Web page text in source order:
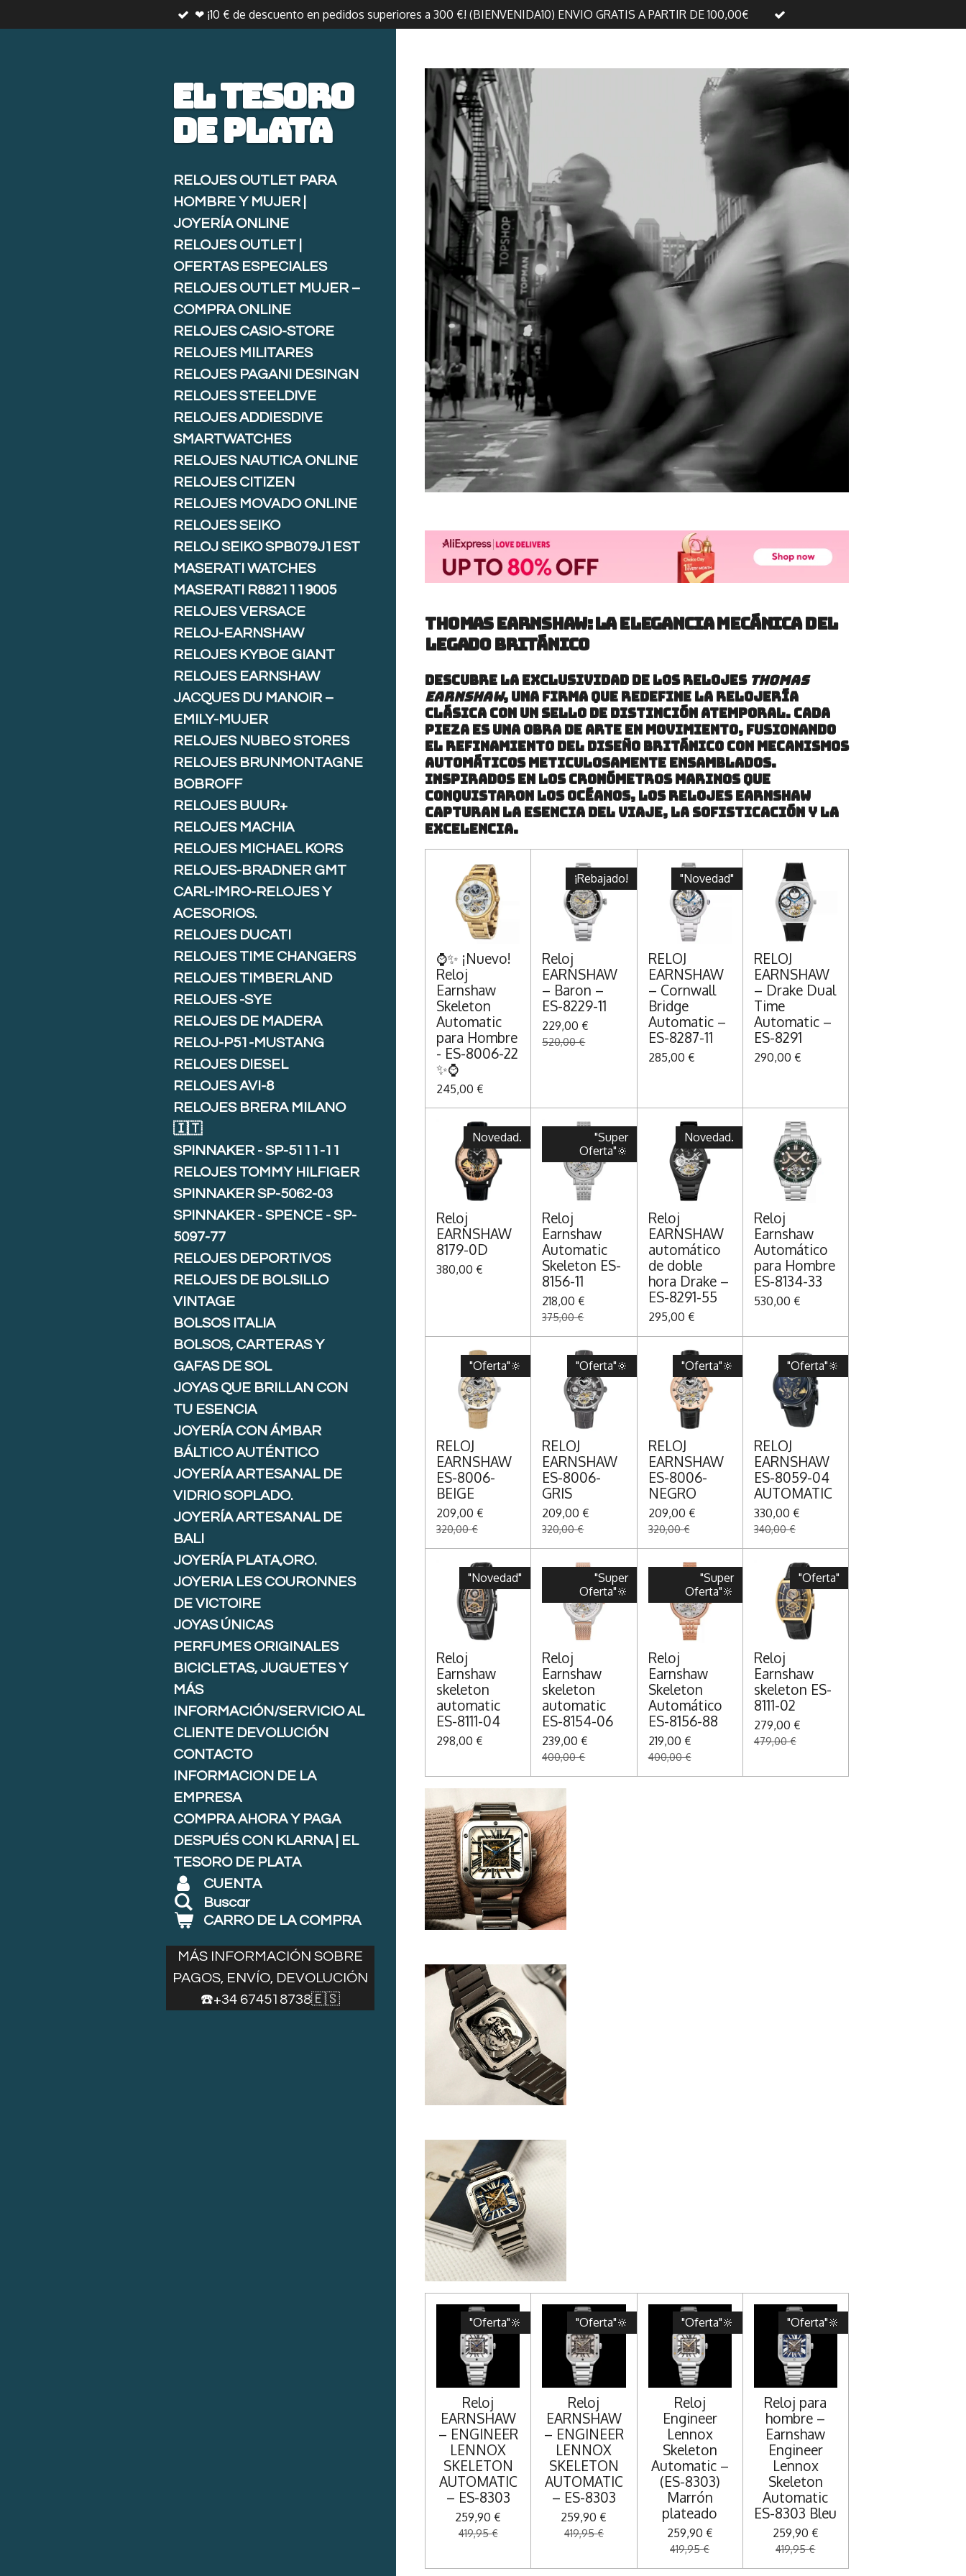
al
❤ ¡10 € de descuento en pedidos superiores a 300 €! (BIENVENIDA10) ENVIO GRATIS A PARTIR DE 100,00€
Thomas Earnshaw: La elegancia mecánica del
legado británico
Descubre la exclusividad de los relojes Thomas
Earnshaw, una firma que redefine la relojería
clásica con un sello de distinción atemporal. Cada
pieza es una obra de arte en movimiento, fusionando
el refinamiento del diseño británico con mecanismos
automáticos meticulosamente ensamblados.
Inspirados en los cronómetros marinos que
conquistaron los océanos, los relojes Earnshaw
capturan la esencia del viaje, la sofisticación y la
excelencia.
⌚✨ ¡Nuevo!
Reloj
Earnshaw
Skeleton
Automatic
para Hombre
- ES-8006-22
✨⌚
245,00 €
¡Rebajado!
Reloj
EARNSHAW
– Baron –
ES-8229-11
229,00 €
520,00 €
"Novedad"
RELOJ
EARNSHAW
– Cornwall
Bridge
Automatic –
ES-8287-11
285,00 €
RELOJ
EARNSHAW
– Drake Dual
Time
Automatic –
ES-8291
290,00 €
Novedad.
Reloj
EARNSHAW
8179-0D
380,00 €
"Super
Oferta"🔆
Reloj
Earnshaw
Automatic
Skeleton ES-
8156-11
218,00 €
375,00 €
Novedad.
Reloj
EARNSHAW
automático
de doble
hora Drake –
ES-8291-55
295,00 €
Reloj
Earnshaw
Automático
para Hombre
ES-8134-33
530,00 €
"Oferta"🔆
RELOJ
EARNSHAW
ES-8006-
BEIGE
209,00 €
320,00 €
"Oferta"🔆
RELOJ
EARNSHAW
ES-8006-
GRIS
209,00 €
320,00 €
"Oferta"🔆
RELOJ
EARNSHAW
ES-8006-
NEGRO
209,00 €
320,00 €
"Oferta"🔆
RELOJ
EARNSHAW
ES-8059-04
AUTOMATIC
330,00 €
340,00 €
"Novedad"
Reloj
Earnshaw
skeleton
automatic
ES-8111-04
298,00 €
"Super
Oferta"🔆
Reloj
Earnshaw
skeleton
automatic
ES-8154-06
239,00 €
400,00 €
"Super
Oferta"🔆
Reloj
Earnshaw
Skeleton
Automático
ES-8156-88
219,00 €
400,00 €
"Oferta"
Reloj
Earnshaw
skeleton ES-
8111-02
279,00 €
479,00 €
"Oferta"🔆
Reloj
EARNSHAW
– ENGINEER
LENNOX
SKELETON
AUTOMATIC
– ES-8303
259,90 €
419,95 €
"Oferta"🔆
Reloj
EARNSHAW
– ENGINEER
LENNOX
SKELETON
AUTOMATIC
– ES-8303
259,90 €
419,95 €
"Oferta"🔆
Reloj
Engineer
Lennox
Skeleton
Automatic –
(ES-8303)
Marrón
plateado
259,90 €
419,95 €
"Oferta"🔆
Reloj para
hombre –
Earnshaw
Engineer
Lennox
Skeleton
Automatic
ES-8303 Bleu
259,90 €
419,95 €
El tesoro
deplata
RELOJES OUTLET PARA
HOMBRE Y MUJER |
JOYERÍA ONLINE
RELOJES OUTLET |
OFERTAS ESPECIALES
RELOJES OUTLET MUJER –
COMPRA ONLINE
RELOJES CASIO-STORE
RELOJES MILITARES
RELOJES PAGANI DESINGN
RELOJES STEELDIVE
RELOJES ADDIESDIVE
SMARTWATCHES
RELOJES NAUTICA ONLINE
RELOJES CITIZEN
RELOJES MOVADO ONLINE
RELOJES SEIKO
RELOJ SEIKO SPB079J1EST
MASERATI WATCHES
MASERATI R8821119005
RELOJES VERSACE
RELOJ-EARNSHAW
RELOJES KYBOE GIANT
RELOJES EARNSHAW
JACQUES DU MANOIR –
EMILY-MUJER
RELOJES NUBEO STORES
RELOJES BRUNMONTAGNE
BOBROFF
RELOJES BUUR+
RELOJES MACHIA
RELOJES MICHAEL KORS
RELOJES-BRADNER GMT
CARL-IMRO-RELOJES Y
ACESORIOS.
RELOJES DUCATI
RELOJES TIME CHANGERS
RELOJES TIMBERLAND
RELOJES -SYE
RELOJES DE MADERA
RELOJ-P51-MUSTANG
RELOJES DIESEL
RELOJES AVI-8
RELOJES BRERA MILANO
🇮🇹
SPINNAKER - SP-5111-11
RELOJES TOMMY HILFIGER
SPINNAKER SP-5062-03
SPINNAKER - SPENCE - SP-
5097-77
RELOJES DEPORTIVOS
RELOJES DE BOLSILLO
VINTAGE
BOLSOS ITALIA
BOLSOS, CARTERAS Y
GAFAS DE SOL
JOYAS QUE BRILLAN CON
TU ESENCIA
JOYERÍA CON ÁMBAR
BÁLTICO AUTÉNTICO
JOYERÍA ARTESANAL DE
VIDRIO SOPLADO.
JOYERÍA ARTESANAL DE
BALI
JOYERÍA PLATA,ORO.
JOYERIA LES COURONNES
DE VICTOIRE
JOYAS ÚNICAS
PERFUMES ORIGINALES
BICICLETAS, JUGUETES Y
MÁS
INFORMACIÓN/SERVICIO AL
CLIENTE DEVOLUCIÓN
CONTACTO
INFORMACION DE LA
EMPRESA
COMPRA AHORA Y PAGA
DESPUÉS CON KLARNA | EL
TESORO DE PLATA
CUENTA
Buscar
CARRO DE LA COMPRA
MÁS INFORMACIÓN SOBRE
PAGOS, ENVÍO, DEVOLUCIÓN
☎️+34 674518738🇪🇸